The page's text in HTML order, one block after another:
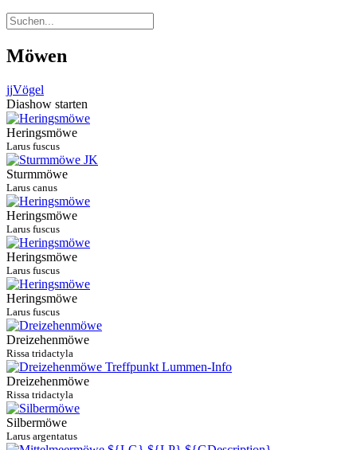
Möwen
jjVögel
Diashow starten
Heringsmöwe
Larus fuscus
Sturmmöwe
Larus canus
Heringsmöwe
Larus fuscus
Heringsmöwe
Larus fuscus
Heringsmöwe
Larus fuscus
Dreizehenmöwe
Rissa tridactyla
Dreizehenmöwe
Rissa tridactyla
Silbermöwe
Larus argentatus